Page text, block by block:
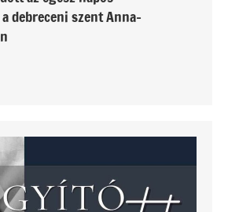
debreceni szent Anna-